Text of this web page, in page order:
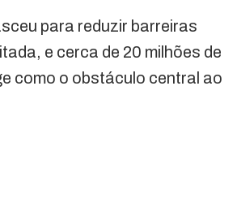
para reduzir barreiras
e cerca de 20 milhões de
como o obstáculo central ao